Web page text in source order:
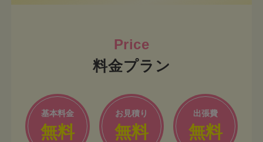
料金プラン
基本料金
無料
お見積り
無料
出張費
無料